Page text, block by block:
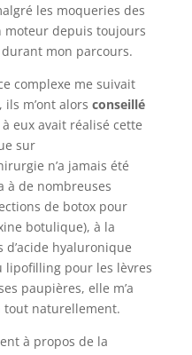
les moqueries des
moteur depuis toujours
mon parcours.
complexe me suivait
ils m’ont alors conseillé
eux avait réalisé cette
sur
n’a jamais été
à de nombreuses
de botox pour
botulique), à la
hyaluronique
lipofilling pour les lèvres
paupières, elle m’a
tout naturellement.
à propos de la